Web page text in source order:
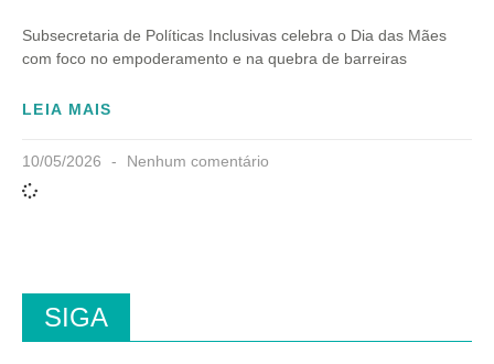
Subsecretaria de Políticas Inclusivas celebra o Dia das Mães
com foco no empoderamento e na quebra de barreiras
LEIA MAIS
10/05/2026 Nenhum comentário
SIGA